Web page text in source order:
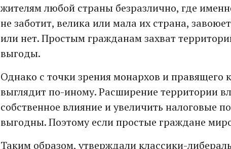
жителям любой страны безразлично, где
не заботит, велика или мала их страна,
или нет. Простым гражданам захват
выгоды.
Однако с точки зрения монархов и правящего
выглядит по-иному. Расширение территории
собственное влияние и увеличить налоговые
выгодны. Поэтому если простые граждане
Таким образом, утверждали классики-